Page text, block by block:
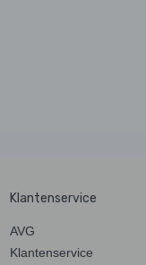
Klantenservice
AVG
Klantenservice